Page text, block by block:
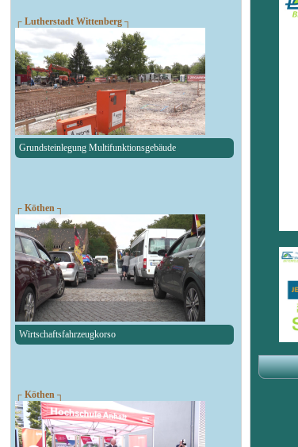
┌ Lutherstadt Wittenberg ┐
Grundsteinlegung Multifunktionsgebäude
┌ Köthen ┐
Wirtschaftsfahrzeugkorso
┌ Köthen ┐